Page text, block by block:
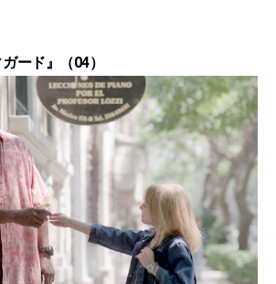
ード』（04）